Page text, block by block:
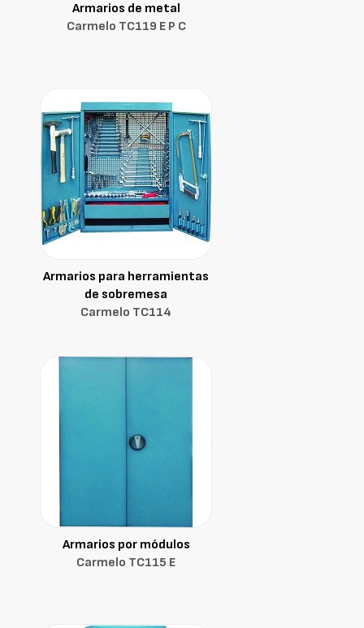
Armarios de metal
Carmelo TC119 E P C
Armarios para herramientas
de sobremesa
Carmelo TC114
Armarios por módulos
Carmelo TC115 E